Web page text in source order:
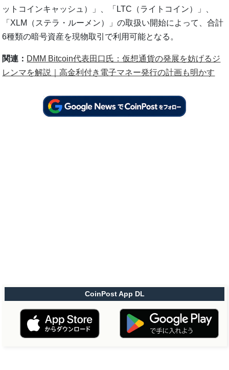
ットコインキャッシュ）」、「LTC（ライトコイン）」、
「XLM（ステラ・ルーメン）」の取扱い開始によって、合計
6種類の暗号資産を現物取引で利用可能となる。
関連： DMM Bitcoin代表田口氏：仮想通貨の発展を妨げるジ
レンマを解説｜高金利付き電子マネー発行の計画も明かす
CoinPost App DL